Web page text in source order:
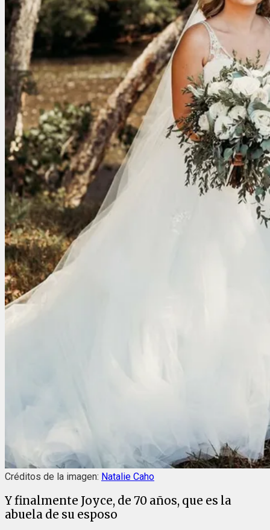
Créditos de la imagen: Natalie Caho
Y finalmente Joyce, de 70 años, que es la
abuela de su esposo